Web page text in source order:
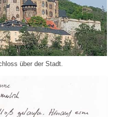
über der Stadt.